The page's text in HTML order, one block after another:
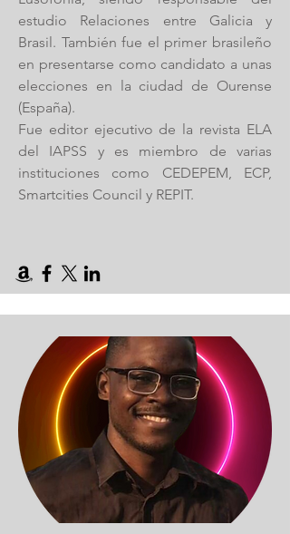
estudio Relaciones entre Galicia y
Brasil. También fue el primer brasileño
en presentarse como candidato a unas
elecciones en la ciudad de Ourense
(España).
Fue editor ejecutivo de la revista ELA
del IAPSS y es miembro de varias
instituciones como CEDEPEM, ECP,
Smartcities Council y REPIT.